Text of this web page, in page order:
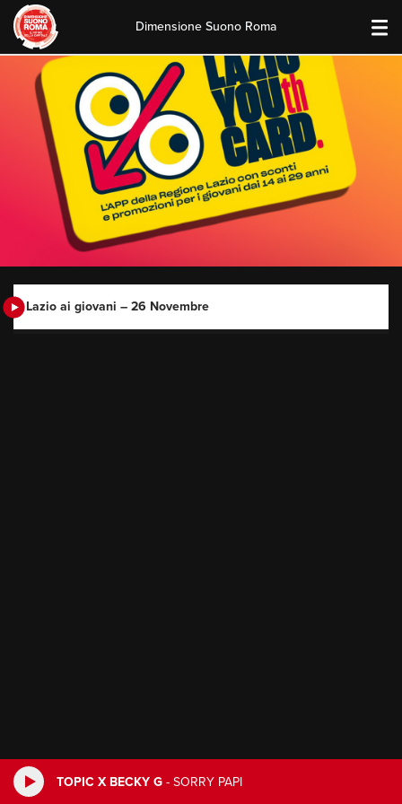
TOPIC X BECKY G - SORRY PAPI
content
Dimensione Suono Roma
Lazio ai giovani – 26 Novembre